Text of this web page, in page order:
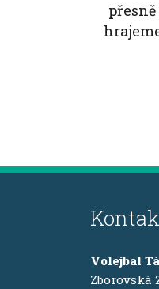
Volejbal
Zborovská